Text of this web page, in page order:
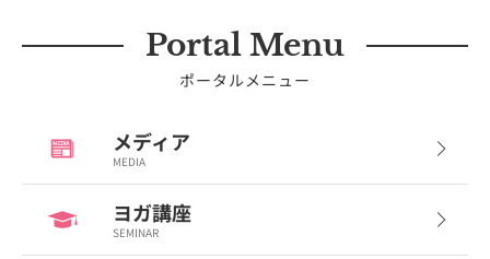
Portal Menu
ポータルメニュー
メディア
MEDIA
ヨガ講座
SEMINAR